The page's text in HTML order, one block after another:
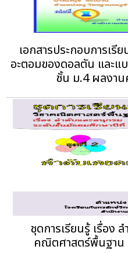
เอกสารประกอบการเรี
อะตอมของดอลตัน และแ
ชั้น ม.4 ผลงา
ชุดการเรียนรู้ เรื่อง
คณิตศาสตร์พื้นฐา